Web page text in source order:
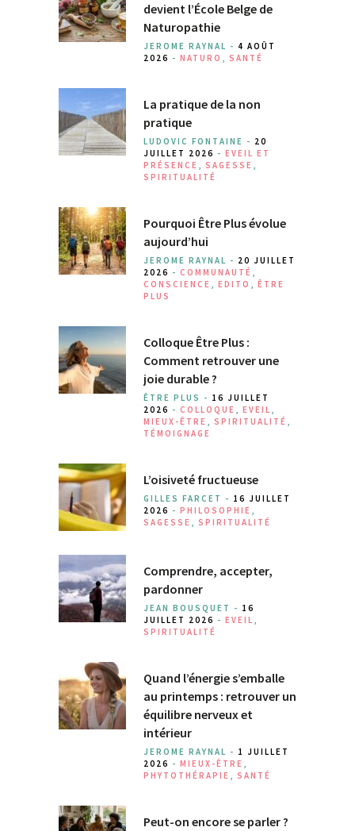
devient l’École Belge de
Naturopathie
JEROME RAYNAL - 4 AOÛT
2026 - NATURO , SANTÉ
La pratique de la non
pratique
LUDOVIC FONTAINE - 20
JUILLET 2026 - EVEIL ET
PRÉSENCE , SAGESSE ,
SPIRITUALITÉ
Pourquoi Être Plus évolue
aujourd’hui
JEROME RAYNAL - 20 JUILLET
2026 - COMMUNAUTÉ ,
CONSCIENCE , EDITO , ÊTRE
PLUS
Colloque Être Plus :
Comment retrouver une
joie durable ?
ÊTRE PLUS - 16 JUILLET
2026 - COLLOQUE , EVEIL ,
MIEUX-ÊTRE , SPIRITUALITÉ ,
TÉMOIGNAGE
L’oisiveté fructueuse
GILLES FARCET - 16 JUILLET
2026 - PHILOSOPHIE ,
SAGESSE , SPIRITUALITÉ
Comprendre, accepter,
pardonner
JEAN BOUSQUET - 16
JUILLET 2026 - EVEIL ,
SPIRITUALITÉ
Quand l’énergie s’emballe
au printemps : retrouver un
équilibre nerveux et
intérieur
JEROME RAYNAL - 1 JUILLET
2026 - MIEUX-ÊTRE ,
PHYTOTHÉRAPIE , SANTÉ
Peut-on encore se parler ?